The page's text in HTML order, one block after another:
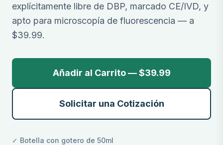
explícitamente libre de DBP, marcado CE/IVD, y
apto para microscopía de fluorescencia — a
$39.99.
Añadir al Carrito — $39.99
Solicitar una Cotización
✓ Botella con gotero de 50ml